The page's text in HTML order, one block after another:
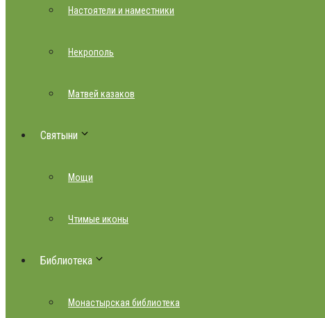
Настоятели и наместники
Некрополь
Матвей казаков
Святыни
Мощи
Чтимые иконы
Библиотека
Монастырская библиотека